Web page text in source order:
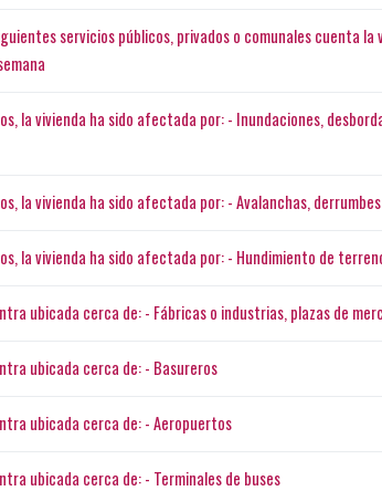
servicios públicos, privados o comunales cuenta la
la vivienda ha sido afectada por: - Inundaciones,
la vivienda ha sido afectada por: - Avalanchas,
la vivienda ha sido afectada por: - Hundimiento de
ubicada cerca de: - Fábricas o industrias, plazas de
ubicada cerca de: - Basureros
ubicada cerca de: - Aeropuertos
ubicada cerca de: - Terminales de buses